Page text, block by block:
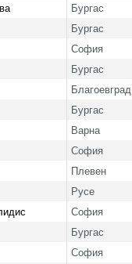
Бургас
Бургас
София
Бургас
Благоевград
Бургас
Варна
София
Плевен
Русе
София
Бургас
София